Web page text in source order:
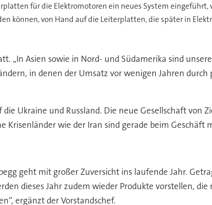
für die Elektromotoren ein neues System
können, von Hand auf die Leiterplatten, die später in
„In Asien sowie in Nord- und Südamerika sind
in denen der Umsatz vor wenigen Jahren
Ukraine und Russland. Die neue Gesellschaft von
Krisenländer wie der Iran sind gerade beim
geht mit großer Zuversicht ins laufende Jahr.
dieses Jahr zudem wieder Produkte vorstellen,
ergänzt der Vorstandschef.